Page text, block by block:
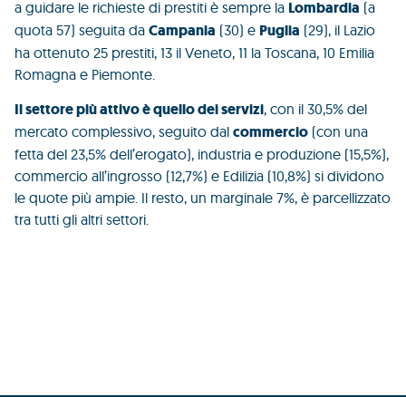
a guidare le richieste di prestiti è sempre la Lombardia (a
quota 57) seguita da Campania (30) e Puglia (29), il Lazio
ha ottenuto 25 prestiti, 13 il Veneto, 11 la Toscana, 10 Emilia
Romagna e Piemonte.
Il settore più attivo è quello dei servizi, con il 30,5% del
mercato complessivo, seguito dal commercio (con una
fetta del 23,5% dell’erogato), industria e produzione (15,5%),
commercio all’ingrosso (12,7%) e Edilizia (10,8%) si dividono
le quote più ampie. Il resto, un marginale 7%, è parcellizzato
tra tutti gli altri settori.